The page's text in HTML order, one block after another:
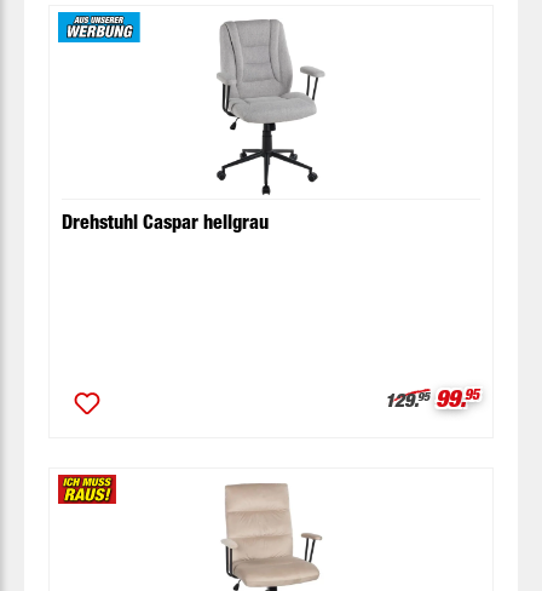
Drehstuhl Caspar hellgrau
Regulärer Preis:
129.95 99.95